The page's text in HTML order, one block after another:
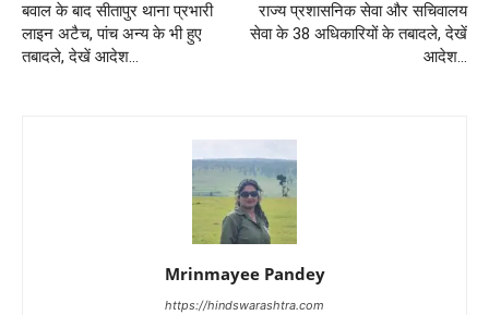
बवाल के बाद सीतापुर थाना प्रभारी
लाइन अटैच, पांच अन्य के भी हुए
तबादले, देखें आदेश…
राज्य प्रशासनिक सेवा और सचिवालय
सेवा के 38 अधिकारियों के तबादले, देखें
आदेश…
Mrinmayee Pandey
https://hindswarashtra.com